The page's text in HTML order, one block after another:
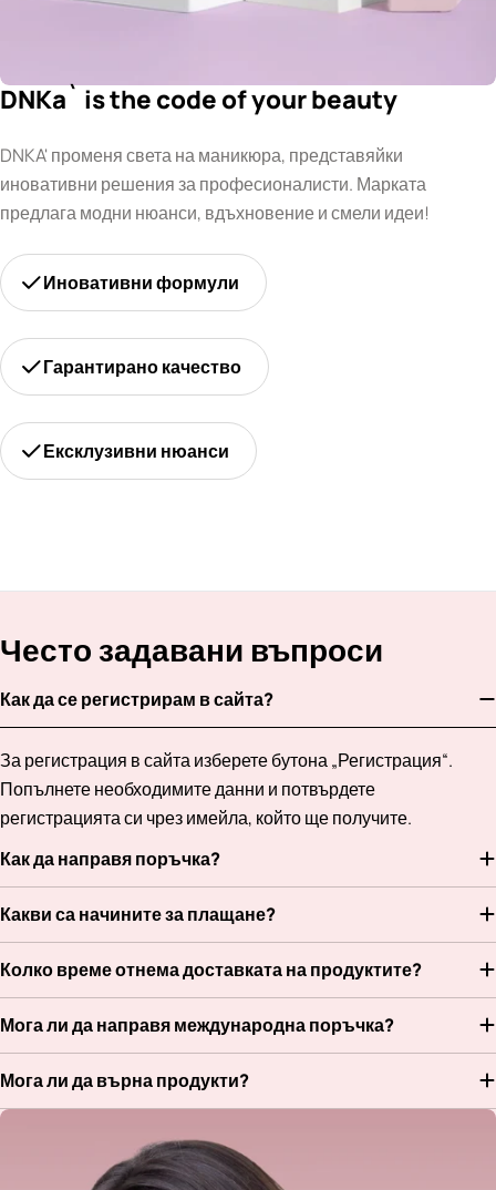
DNKa` is the code of your beauty
DNKA' променя света на маникюра, представяйки
иновативни решения за професионалисти. Марката
предлага модни нюанси, вдъхновение и смели идеи!
Иновативни формули
Гарантирано качество
Ексклузивни нюанси
Често задавани въпроси
Как да се регистрирам в сайта?
За регистрация в сайта изберете бутона „Регистрация“.
Попълнете необходимите данни и потвърдете
регистрацията си чрез имейла, който ще получите.
Как да направя поръчка?
Какви са начините за плащане?
Колко време отнема доставката на продуктите?
Мога ли да направя международна поръчка?
Мога ли да върна продукти?